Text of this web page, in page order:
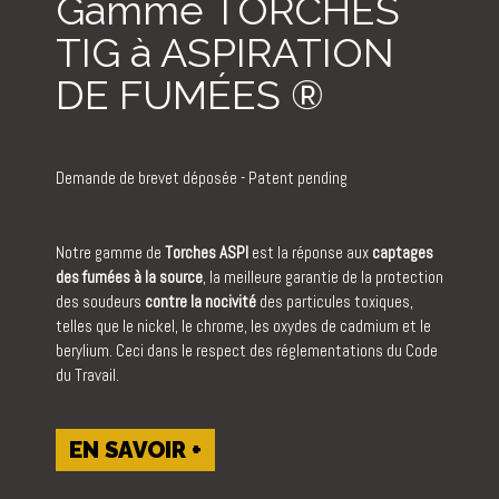
Gamme TORCHES
TIG à ASPIRATION
DE FUMÉES ®
Demande de brevet déposée - Patent pending
Notre gamme de Torches ASPI est la réponse aux captages
des fumées à la source, la meilleure garantie de la protection
des soudeurs contre la nocivité des particules toxiques,
telles que le nickel, le chrome, les oxydes de cadmium et le
berylium. Ceci dans le respect des réglementations du Code
du Travail.
EN SAVOIR +